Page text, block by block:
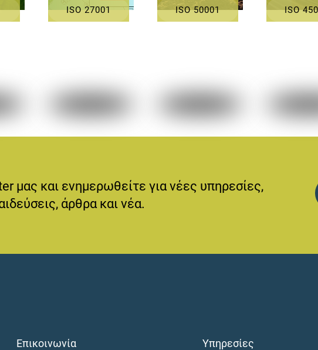
ISO 27001 ISO 50001 ISO
μας και ενημερωθείτε για νέες υπηρεσίες,
άρθρα και νέα.
Επικοινωνία Υπηρεσίες